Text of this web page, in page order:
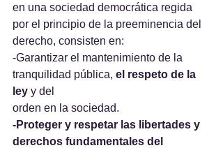
en una sociedad democrática regida
por el principio de la preeminencia del
derecho, consisten en:
-Garantizar el mantenimiento de la
tranquilidad pública, el respeto de la
ley y del
orden en la sociedad.
-Proteger y respetar las libertades y
derechos fundamentales del